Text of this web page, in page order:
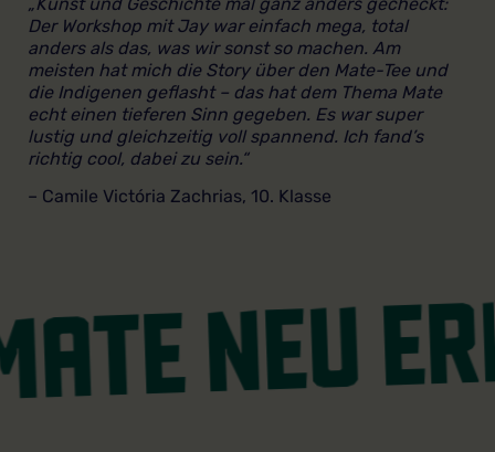
Der Workshop mit Jay war einfach mega, total
anders als das, was wir sonst so machen. Am
meisten hat mich die Story über den Mate-Tee und
die Indigenen geflasht – das hat dem Thema Mate
echt einen tieferen Sinn gegeben. Es war super
lustig und gleichzeitig voll spannend. Ich fand’s
richtig cool, dabei zu sein.“
– Camile Victória Zachrias, 10. Klasse
NEU